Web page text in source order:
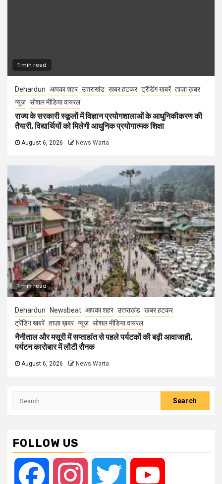
1 min read
Dehardun आपका शहर उत्तराखंड खबर हटकर ट्रेंडिंग खबरें ताज़ा ख़बर
न्यूज़ सोशल मीडिया वायरल
राज्य के सरकारी स्कूलों में विज्ञान प्रयोगशालाओं के आधुनिकीकरण की
तैयारी, विद्यार्थियों को मिलेगी आधुनिक प्रयोगात्मक शिक्षा
August 6, 2026 News Warta
1 min read
Dehardun Newsbeat आपका शहर उत्तराखंड खबर हटकर
ट्रेंडिंग खबरें ताज़ा ख़बर न्यूज़ सोशल मीडिया वायरल
नैनीताल और मसूरी में सप्ताहांत से पहले पर्यटकों की बढ़ी आवाजाही,
पर्यटन कारोबार में लौटी रौनक
August 6, 2026 News Warta
Search
FOLLOW US
Facebook Instagram Twitter